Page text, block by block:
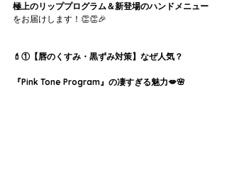
極上のリッププログラム＆新登場のハンドメニュー
をお届けします！👏👏🎉
💄①【唇のくすみ・黒ずみ対策】なぜ人気？
『Pink Tone Program』の凄すぎる魅力💋🌸